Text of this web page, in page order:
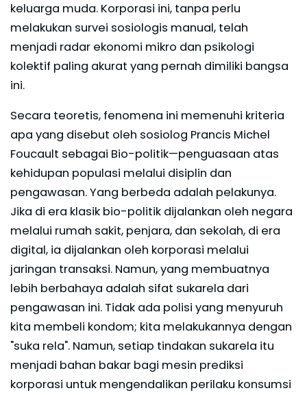
keluarga muda. Korporasi ini, tanpa perlu
melakukan survei sosiologis manual, telah
menjadi radar ekonomi mikro dan psikologi
kolektif paling akurat yang pernah dimiliki bangsa
ini.
Secara teoretis, fenomena ini memenuhi kriteria
apa yang disebut oleh sosiolog Prancis Michel
Foucault sebagai Bio-politik—penguasaan atas
kehidupan populasi melalui disiplin dan
pengawasan. Yang berbeda adalah pelakunya.
Jika di era klasik bio-politik dijalankan oleh negara
melalui rumah sakit, penjara, dan sekolah, di era
digital, ia dijalankan oleh korporasi melalui
jaringan transaksi. Namun, yang membuatnya
lebih berbahaya adalah sifat sukarela dari
pengawasan ini. Tidak ada polisi yang menyuruh
kita membeli kondom; kita melakukannya dengan
"suka rela". Namun, setiap tindakan sukarela itu
menjadi bahan bakar bagi mesin prediksi
korporasi untuk mengendalikan perilaku konsumsi